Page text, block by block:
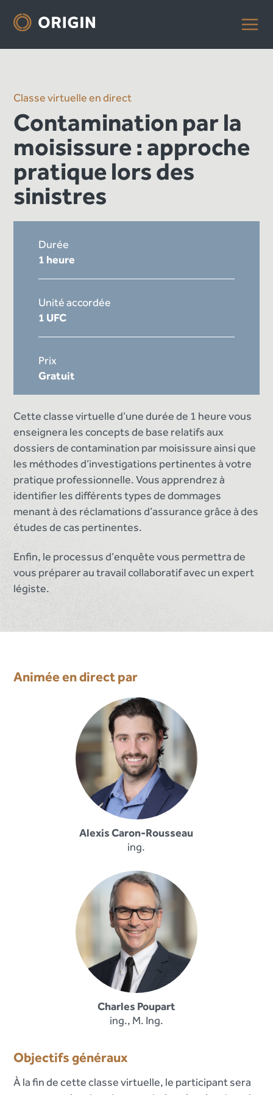
Classe virtuelle en direct
Contamination par la
moisissure : approche
pratique lors des
sinistres
Durée
1 heure
Unité accordée
1 UFC
Prix
Gratuit
Cette classe virtuelle d’une durée de 1 heure vous
enseignera les concepts de base relatifs aux
dossiers de contamination par moisissure ainsi que
les méthodes d’investigations pertinentes à votre
pratique professionnelle. Vous apprendrez à
identifier les différents types de dommages
menant à des réclamations d’assurance grâce à des
études de cas pertinentes.
Enfin, le processus d’enquête vous permettra de
vous préparer au travail collaboratif avec un expert
légiste.
Animée en direct par
Alexis Caron-Rousseau
ing.
Charles Poupart
ing., M. Ing.
Objectifs généraux
À la fin de cette classe virtuelle, le participant sera